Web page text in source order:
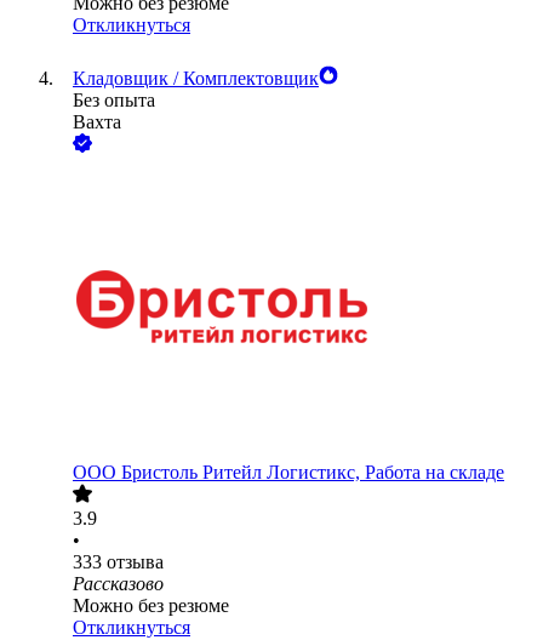
Откликнуться
Кладовщик / Комплектовщик
Без опыта
Вахта
ООО Бристоль Ритейл Логистикс, Работа на складе
3.9
•
333 отзыва
Рассказово
Можно без резюме
Откликнуться